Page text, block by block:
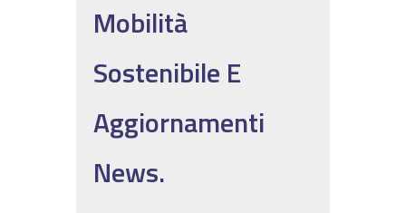
Mobilità
Sostenibile E
Aggiornamenti
News.